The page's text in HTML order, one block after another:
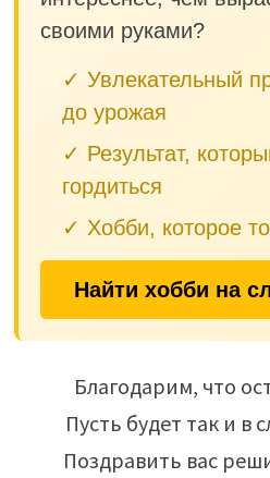
своими руками?
✓ Увлекательный
до урожая
✓ Результат,
гордиться
✓ Хобби, которое
Найти хобби на
Благодарим, что
Пусть будет так и в
Поздравить вас